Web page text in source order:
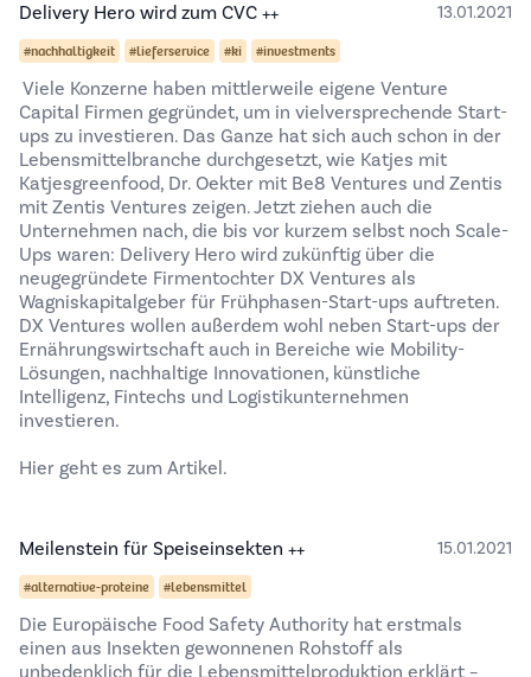
Delivery Hero wird zum CVC ++ 13.01.2021
#nachhaltigkeit #lieferservice #ki #investments
Viele Konzerne haben mittlerweile eigene Venture
Capital Firmen gegründet, um in vielversprechende Start-
ups zu investieren. Das Ganze hat sich auch schon in der
Lebensmittelbranche durchgesetzt, wie Katjes mit
Katjesgreenfood, Dr. Oekter mit Be8 Ventures und Zentis
mit Zentis Ventures zeigen. Jetzt ziehen auch die
Unternehmen nach, die bis vor kurzem selbst noch Scale-
Ups waren: Delivery Hero wird zukünftig über die
neugegründete Firmentochter DX Ventures als
Wagniskapitalgeber für Frühphasen-Start-ups auftreten.
DX Ventures wollen außerdem wohl neben Start-ups der
Ernährungswirtschaft auch in Bereiche wie Mobility-
Lösungen, nachhaltige Innovationen, künstliche
Intelligenz, Fintechs und Logistikunternehmen
investieren.
Hier geht es zum Artikel.
Meilenstein für Speiseinsekten ++ 15.01.2021
#alternative-proteine #lebensmittel
Die Europäische Food Safety Authority hat erstmals
einen aus Insekten gewonnenen Rohstoff als
unbedenklich für die Lebensmittelproduktion erklärt –